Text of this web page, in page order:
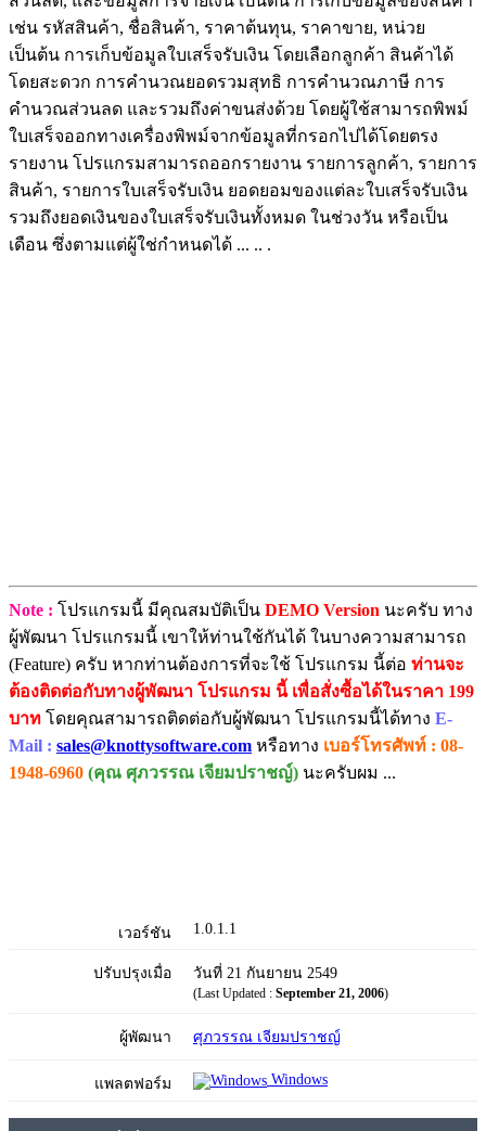
เช่น รหัสสินค้า, ชื่อสินค้า, ราคาต้นทุน, ราคาขาย, หน่วย
เป็นต้น การเก็บข้อมูลใบเสร็จรับเงิน โดยเลือกลูกค้า สินค้าได้
โดยสะดวก การคำนวณยอดรวมสุทธิ การคำนวณภาษี การ
คำนวณส่วนลด และรวมถึงค่าขนส่งด้วย โดยผู้ใช้สามารถพิพม์
ใบเสร็จออกทางเครื่องพิพม์จากข้อมูลที่กรอกไปได้โดยตรง
รายงาน โปรแกรมสามารถออกรายงาน รายการลูกค้า, รายการ
สินค้า, รายการใบเสร็จรับเงิน ยอดยอมของแต่ละใบเสร็จรับเงิน
รวมถึงยอดเงินของใบเสร็จรับเงินทั้งหมด ในช่วงวัน หรือเป็น
เดือน ซึ่งตามแต่ผู้ใช่กำหนดได้ ... .. .
Note : โปรแกรมนี้ มีคุณสมบัติเป็น DEMO Version นะครับ ทาง
ผู้พัฒนา โปรแกรมนี้ เขาให้ท่านใช้กันได้ ในบางความสามารถ
(Feature) ครับ หากท่านต้องการที่จะใช้ โปรแกรม นี้ต่อ ท่านจะ
ต้องติดต่อกับทางผู้พัฒนา โปรแกรม นี้ เพื่อสั่งซื้อได้ในราคา 199
บาท โดยคุณสามารถติดต่อกับผู้พัฒนา โปรแกรมนี้ได้ทาง E-
Mail : sales@knottysoftware.com หรือทาง เบอร์โทรศัพท์ : 08-
1948-6960 (คุณ ศุภวรรณ เจียมปราชญ์) นะครับผม ...
เวอร์ชัน 1.0.1.1
ปรับปรุงเมื่อ วันที่ 21 กันยายน 2549
(Last Updated : September 21, 2006)
ผู้พัฒนา ศุภวรรณ เจียมปราชญ์
แพลตฟอร์ม Windows